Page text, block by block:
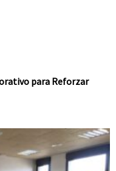
para Reforzar